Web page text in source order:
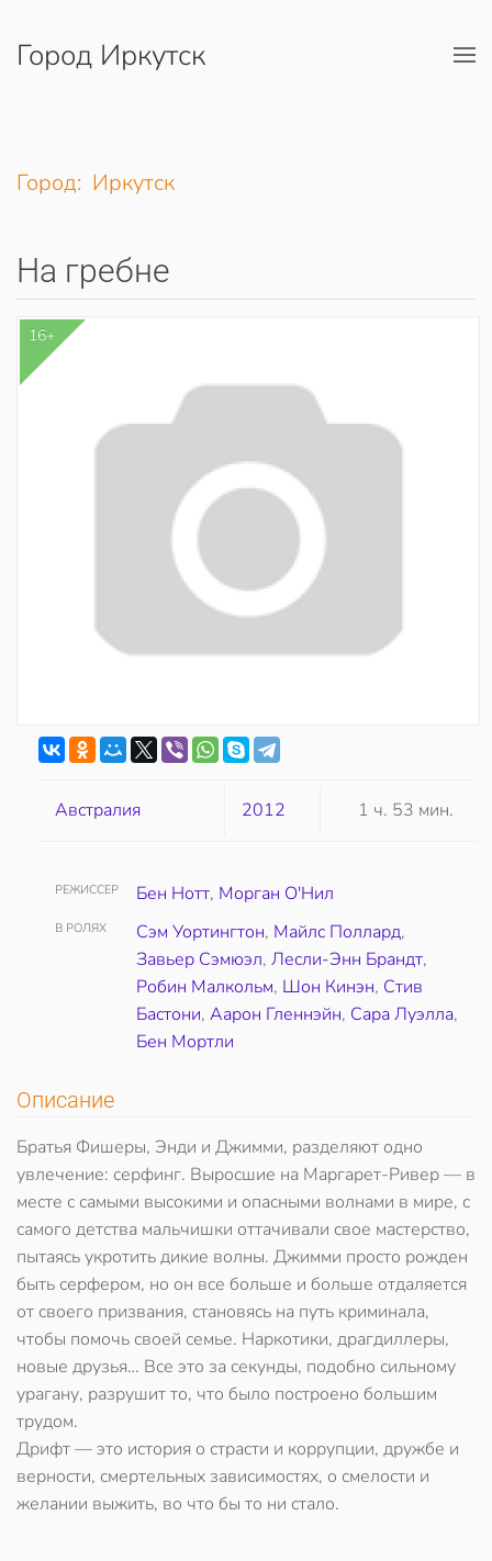
Перейти к содержимому
Город Иркутск
Город: Иркутск
На гребне
16+
Австралия 2012 1 ч. 53 мин.
РЕЖИССЕР Бен Нотт, Морган О'Нил
В РОЛЯХ Сэм Уортингтон, Майлс Поллард,
Завьер Сэмюэл, Лесли-Энн Брандт,
Робин Малкольм, Шон Кинэн, Стив
Бастони, Аарон Гленнэйн, Сара Луэлла,
Бен Мортли
Описание
Братья Фишеры, Энди и Джимми, разделяют одно
увлечение: серфинг. Выросшие на Маргарет-Ривер — в
месте с самыми высокими и опасными волнами в мире, с
самого детства мальчишки оттачивали свое мастерство,
пытаясь укротить дикие волны. Джимми просто рожден
быть серфером, но он все больше и больше отдаляется
от своего призвания, становясь на путь криминала,
чтобы помочь своей семье. Наркотики, драгдиллеры,
новые друзья… Все это за секунды, подобно сильному
урагану, разрушит то, что было построено большим
трудом.
Дрифт — это история о страсти и коррупции, дружбе и
верности, смертельных зависимостях, о смелости и
желании выжить, во что бы то ни стало.